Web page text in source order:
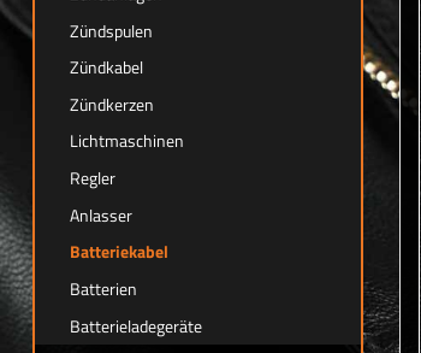
Zündspulen
Zündkabel
Zündkerzen
Lichtmaschinen
Regler
Anlasser
Batteriekabel
Batterien
Batterieladegeräte